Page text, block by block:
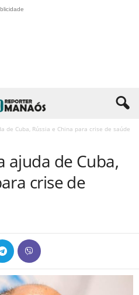
de Cuba, Rússia e China para crise de saúde
ajuda de Cuba,
crise de